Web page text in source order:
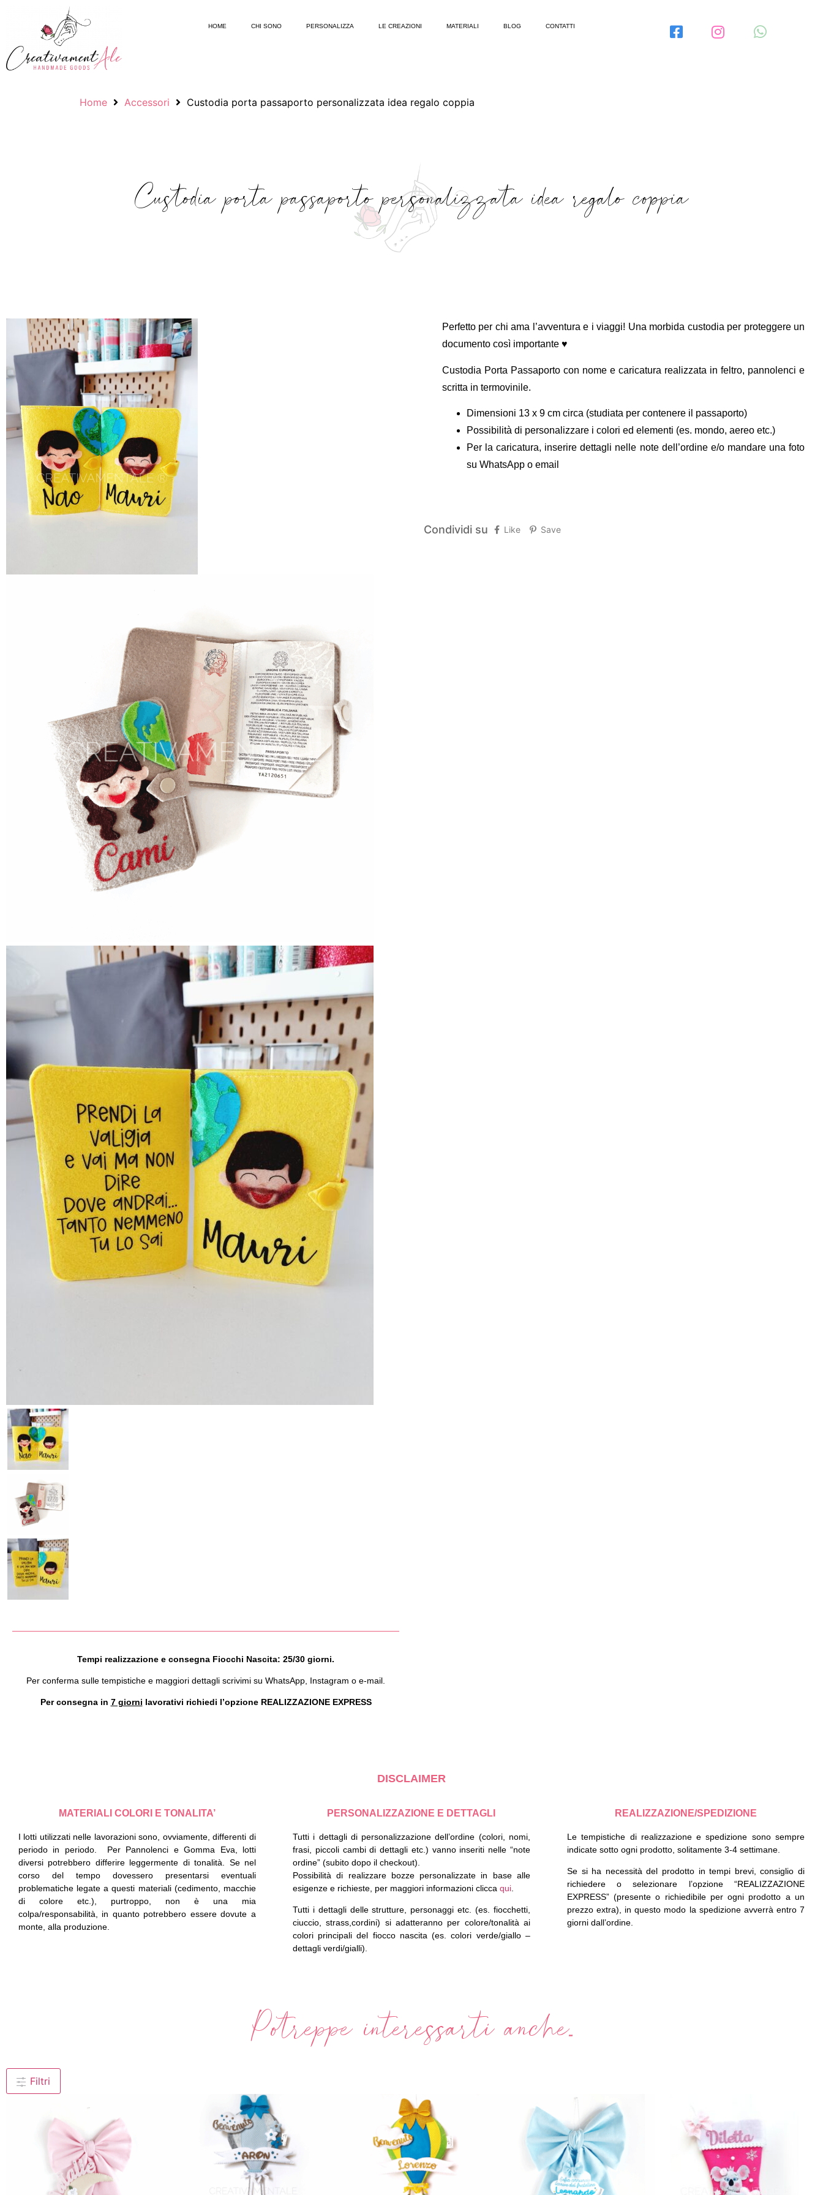
HOME CHI SONO PERSONALIZZA LE CREAZIONI MATERIALI BLOG CONTATTI
Home Accessori Custodia porta passaporto personalizzata idea regalo coppia
Custodia porta passaporto personalizzata idea regalo coppia
Tempi realizzazione e consegna Fiocchi Nascita: 25/30 giorni.
Per conferma sulle tempistiche e maggiori dettagli scrivimi su WhatsApp, Instagram o e-mail.
Per consegna in 7 giorni lavorativi richiedi l’opzione REALIZZAZIONE EXPRESS
Perfetto per chi ama l’avventura e i viaggi! Una morbida custodia per proteggere un
documento così importante ♥
Custodia Porta Passaporto con nome e caricatura realizzata in feltro, pannolenci e
scritta in termovinile.
Dimensioni 13 x 9 cm circa (studiata per contenere il passaporto)
Possibilità di personalizzare i colori ed elementi (es. mondo, aereo etc.)
Per la caricatura, inserire dettagli nelle note dell’ordine e/o mandare una foto
su WhatsApp o email
Condividi su Like Save
DISCLAIMER
MATERIALI COLORI E TONALITA’
I lotti utilizzati nelle lavorazioni sono, ovviamente, differenti di
periodo in periodo. Per Pannolenci e Gomma Eva, lotti
diversi potrebbero differire leggermente di tonalità. Se nel
corso del tempo dovessero presentarsi eventuali
problematiche legate a questi materiali (cedimento, macchie
di colore etc.), purtroppo, non è una mia
colpa/responsabilità, in quanto potrebbero essere dovute a
monte, alla produzione.
PERSONALIZZAZIONE E DETTAGLI
Tutti i dettagli di personalizzazione dell’ordine (colori, nomi,
frasi, piccoli cambi di dettagli etc.) vanno inseriti nelle “note
ordine” (subito dopo il checkout).
Possibilità di realizzare bozze personalizzate in base alle
esigenze e richieste, per maggiori informazioni clicca qui.
Tutti i dettagli delle strutture, personaggi etc. (es. fiocchetti,
ciuccio, strass,cordini) si adatteranno per colore/tonalità ai
colori principali del fiocco nascita (es. colori verde/giallo –
dettagli verdi/gialli).
REALIZZAZIONE/SPEDIZIONE
Le tempistiche di realizzazione e spedizione sono sempre
indicate sotto ogni prodotto, solitamente 3-4 settimane.
Se si ha necessità del prodotto in tempi brevi, consiglio di
richiedere o selezionare l’opzione “REALIZZAZIONE
EXPRESS” (presente o richiedibile per ogni prodotto a un
prezzo extra), in questo modo la spedizione avverrà entro 7
giorni dall’ordine.
Potreppe interessarti anche...
Filtri